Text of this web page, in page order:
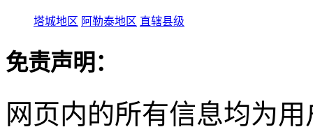
塔城地区 阿勒泰地区 直辖县级
免责声明：
网页内的所有信息均为